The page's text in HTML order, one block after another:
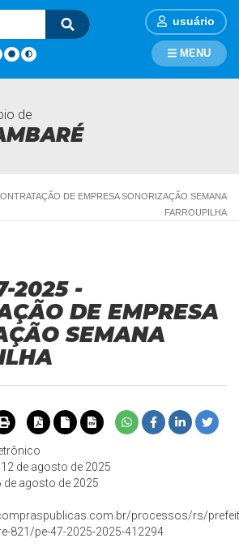
usuário
de
MENU
DE EMPRESA SONORIZAÇÃO SEMANA
FARROUPILHA
2025 -
DE EMPRESA
SEMANA
12 de agosto de 2025
de agosto de 2025
processos/rs/
821/pe-47-2025-2025-412294